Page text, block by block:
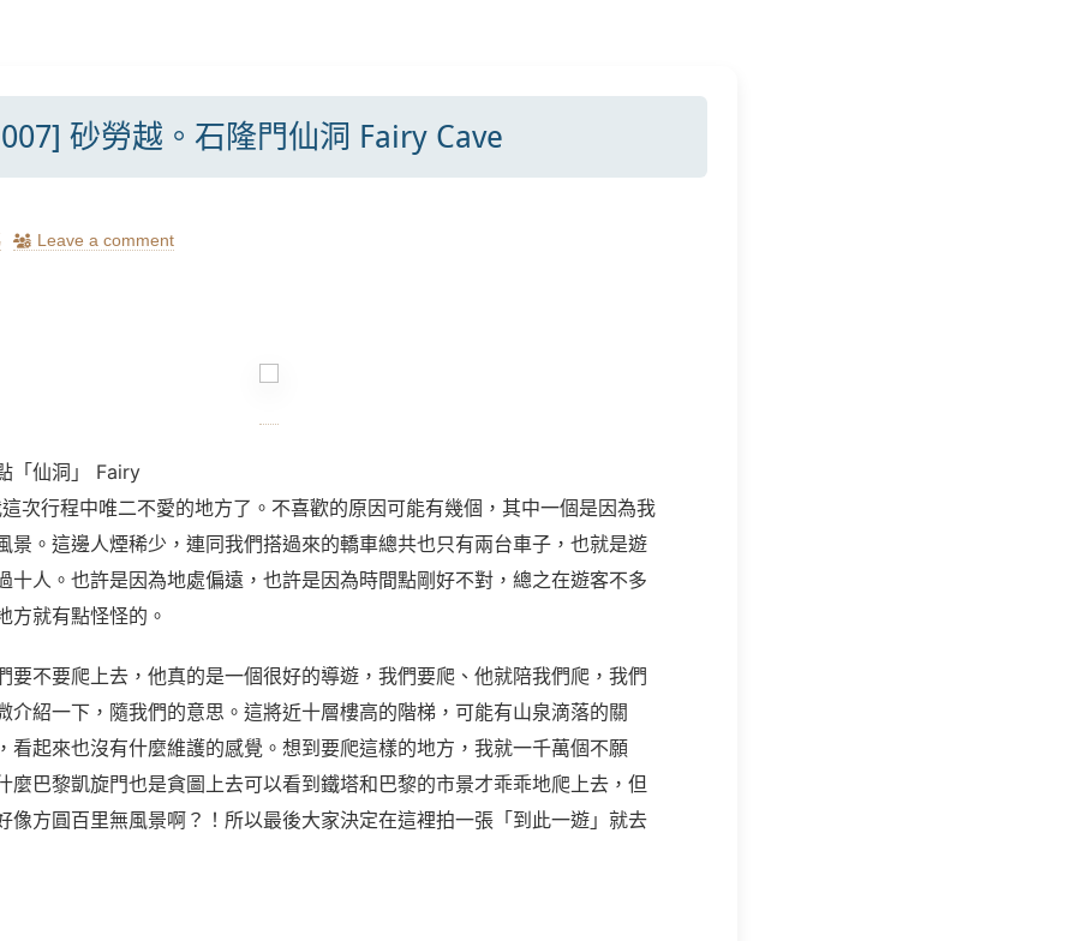
砂勞越。石隆門仙洞 Fairy Cave
Leave a comment
「仙洞」 Fairy
次行程中唯二不愛的地方了。不喜歡的原因可能有幾個，其中一個是因為我
景。這邊人煙稀少，連同我們搭過來的轎車總共也只有兩台車子，也就是遊
十人。也許是因為地處偏遠，也許是因為時間點剛好不對，總之在遊客不多
方就有點怪怪的。
要不要爬上去，他真的是一個很好的導遊，我們要爬、他就陪我們爬，我們
介紹一下，隨我們的意思。這將近十層樓高的階梯，可能有山泉滴落的關
看起來也沒有什麼維護的感覺。想到要爬這樣的地方，我就一千萬個不願
麼巴黎凱旋門也是貪圖上去可以看到鐵塔和巴黎的市景才乖乖地爬上去，但
像方圓百里無風景啊？！所以最後大家決定在這裡拍一張「到此一遊」就去